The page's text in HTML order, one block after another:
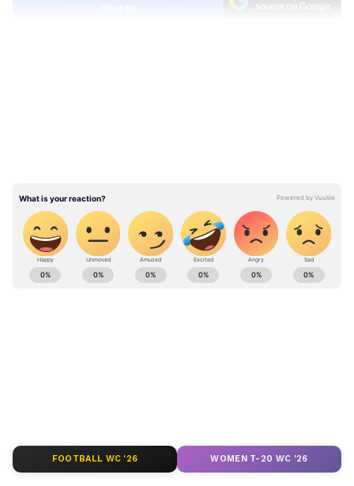
২ বড় চামচ নিম পাউডার
১টি ভিটামিন ই ক্যাপসুল
Lifestyle Tips & Articles in Bangla (লাইফস্টাইল
এশিয়ানেট নিউজ বাংলায় সিনিয়র সাব এডিটর হিসেবে যোগ
দেন। তিনি বিনোদন ও লাইফস্টাইল বিভাগের সাংবাদিক।
লাইফস্টাইলের খবর
FOOTBALL WC '26 WOMEN T-20 WC '26